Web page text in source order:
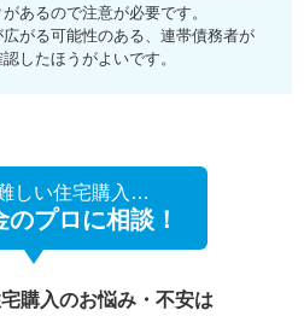
あるので注意が必要です。
がる可能性のある、連帯債務者が
したほうがよいです。
しい住宅購入…
プロに相談！
購入のお悩み・不安は